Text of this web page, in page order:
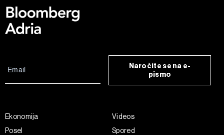
Naročite se na e-
pismo
Ekonomija
Posel
Videos
Spored